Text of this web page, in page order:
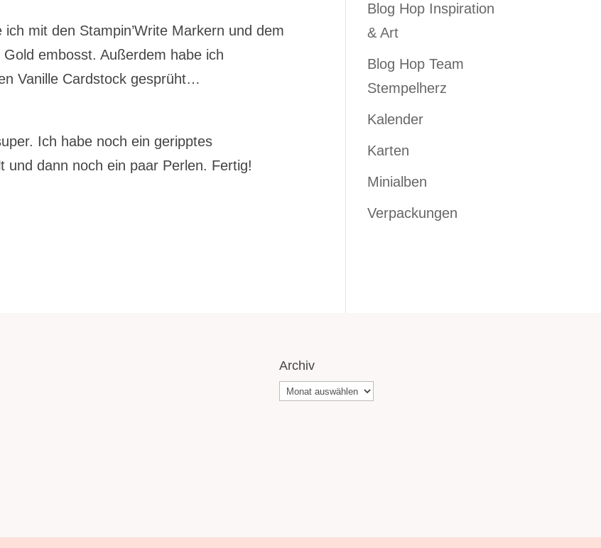
mit den Stampin’Write Markern und dem
embosst. Außerdem habe ich
Vanille Cardstock gesprüht…
Ich habe noch ein geripptes
und dann noch ein paar Perlen. Fertig!
Blog Hop Inspiration
& Art
Blog Hop Team
Stempelherz
Kalender
Karten
Minialben
Verpackungen
Archiv
Archiv